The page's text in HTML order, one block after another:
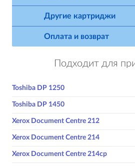
Другие картриджи
Оплата и возврат
Подходит для
Toshiba DP 1250
Toshiba DP 1450
Xerox Document Centre 212
Xerox Document Centre 214
Xerox Document Centre 214cp